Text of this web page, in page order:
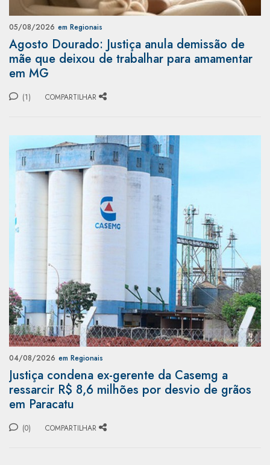
05/08/2026 em Regionais
Agosto Dourado: Justiça anula demissão de
mãe que deixou de trabalhar para amamentar
em MG
(1) COMPARTILHAR
04/08/2026 em Regionais
Justiça condena ex-gerente da Casemg a
ressarcir R$ 8,6 milhões por desvio de grãos
em Paracatu
(0) COMPARTILHAR